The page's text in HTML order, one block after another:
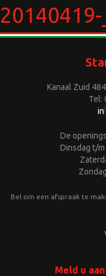
20140419-
Kanaal Zuid
Tel:
in
De
Dinsdag t/m
Bel om een afspraak te
Meld u